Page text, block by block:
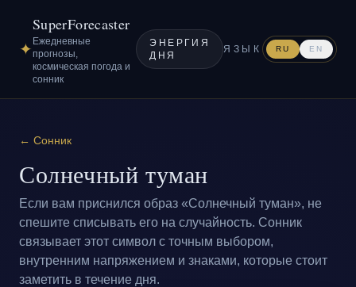
✦
SuperForecaster
Ежедневные
прогнозы,
космическая погода и
сонник
ЭНЕРГИЯ
ДНЯ
ЯЗЫК RU EN
← Сонник
Солнечный туман
Если вам приснился образ «Солнечный туман», не
спешите списывать его на случайность. Сонник
связывает этот символ с точным выбором,
внутренним напряжением и знаками, которые стоит
заметить в течение дня.